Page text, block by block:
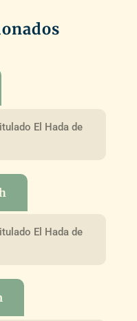
El Hada de
El Hada de